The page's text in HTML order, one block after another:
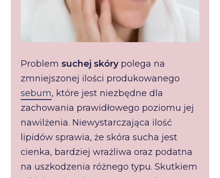
Problemsuchej skórypolega na
zmniejszonej ilości produkowanego
sebum, które jest niezbędne dla
zachowania prawidłowego poziomu jej
nawilżenia. Niewystarczająca ilość
lipidów sprawia, że skóra sucha jest
cienka, bardziej wrażliwa oraz podatna
na uszkodzenia różnego typu. Skutkiem